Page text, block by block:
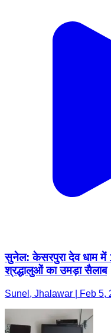
सुनेल: केसरपुरा देव धाम में
श्रद्धालुओं का उमड़ा सैलाब
Sunel, Jhalawar | Feb 5,